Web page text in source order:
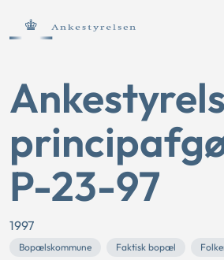
P-23-97
1997
Bopælskommune Faktisk bopæl